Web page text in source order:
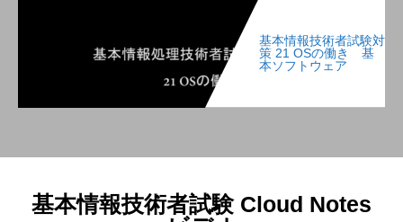
基本情報技術者試験対
策 21 OSの働き 基
本ソフトウェア
基本情報技術者試験 Cloud Notes